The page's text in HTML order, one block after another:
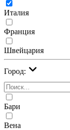
Италия
Франция
Швейцария
Город:
Бари
Вена